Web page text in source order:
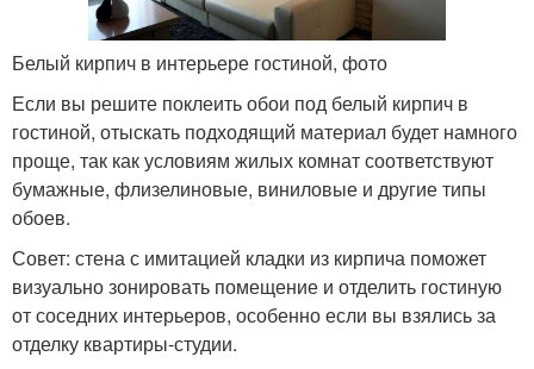
Белый кирпич в интерьере гостиной, фото
Если вы решите поклеить обои под белый кирпич в
гостиной, отыскать подходящий материал будет намного
проще, так как условиям жилых комнат соответствуют
бумажные, флизелиновые, виниловые и другие типы
обоев.
Совет: стена с имитацией кладки из кирпича поможет
визуально зонировать помещение и отделить гостиную
от соседних интерьеров, особенно если вы взялись за
отделку квартиры-студии.